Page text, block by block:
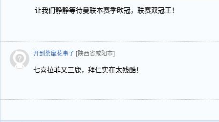
让我们静静等待曼联本赛季欧冠，联赛双冠王！
开到荼靡花事了 [陕西省咸阳市]
七喜拉菲又三鹿，拜仁实在太残酷！